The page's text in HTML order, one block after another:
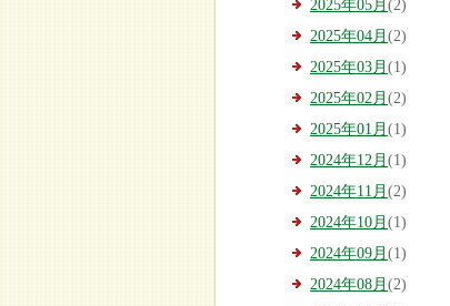
2025年05月 (2)
2025年04月 (2)
2025年03月 (1)
2025年02月 (2)
2025年01月 (1)
2024年12月 (1)
2024年11月 (2)
2024年10月 (1)
2024年09月 (1)
2024年08月 (2)